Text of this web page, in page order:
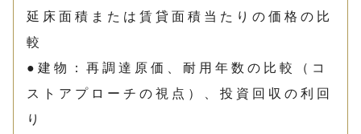
延床面積または賃貸面積当たりの価格の比
較
●建物：再調達原価、耐用年数の比較（コ
ストアプローチの視点）、投資回収の利回
り